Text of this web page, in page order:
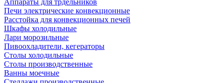
Аппараты для трдельников
Печи электрические конвекционные
Расстойка для конвекционных печей
Шкафы холодильные
Лари морозильные
Пивоохладители, кегераторы
Столы холодильные
Столы производственные
Ванны моечные